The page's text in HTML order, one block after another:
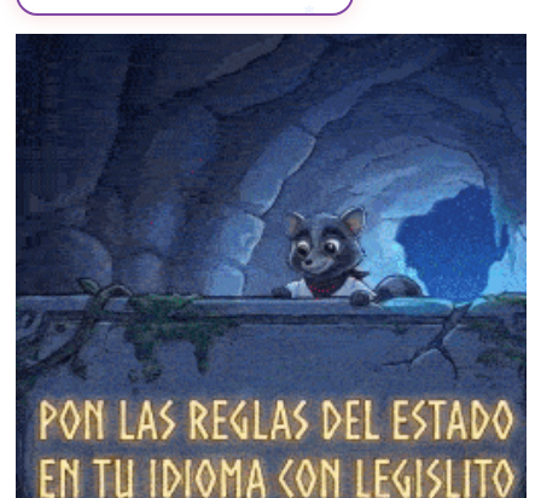
❄
❄
❄ ❄
❄